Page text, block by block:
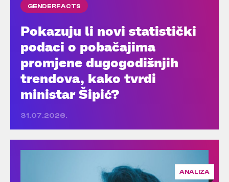
GENDERFACTS
Pokazuju li novi statistički
podaci o pobačajima
promjene dugogodišnjih
trendova, kako tvrdi
ministar Šipić?
31.07.2026.
ANALIZA